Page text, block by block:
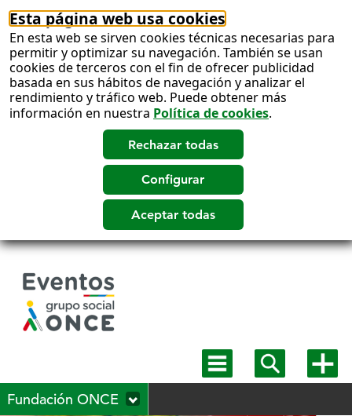
Esta página web usa cookies
En esta web se sirven cookies técnicas necesarias para
permitir y optimizar su navegación. También se usan
cookies de terceros con el fin de ofrecer publicidad
basada en sus hábitos de navegación y analizar el
rendimiento y tráfico web. Puede obtener más
información en nuestra Política de cookies.
Mostrar
menú
Mostrar
buscadormás
Fundación ONCE